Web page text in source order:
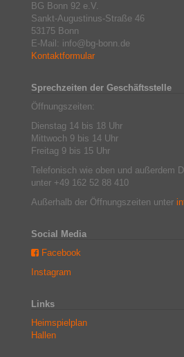
BG Bonn 92 e.V.
Sankt-Augustinus-Straße 46
53175 Bonn
E-Mail: info@bg-bonn.de
Kontaktformular
Sprechzeiten der Geschäftsstelle
Öffnungszeiten:
Dienstag 14 bis 18 Uhr
Mittwoch 9 bis 14 Uhr
Freitag 9 bis 15 Uhr
Telefonisch wie oben und außerdem
unter +49 162 52 88 410
Außerhalb der Öffnungszeiten unter
Social Media
Facebook
Instagram
Links
Heimspielplan
Hallen